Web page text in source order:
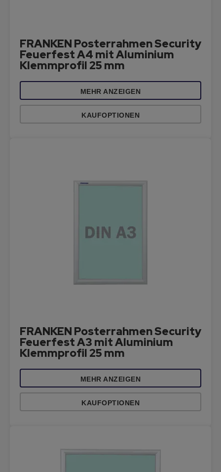
FRANKEN Posterrahmen Security
Feuerfest A4 mit Aluminium
Klemmprofil 25 mm
MEHR ANZEIGEN
KAUFOPTIONEN
FRANKEN Posterrahmen Security
Feuerfest A3 mit Aluminium
Klemmprofil 25 mm
MEHR ANZEIGEN
KAUFOPTIONEN